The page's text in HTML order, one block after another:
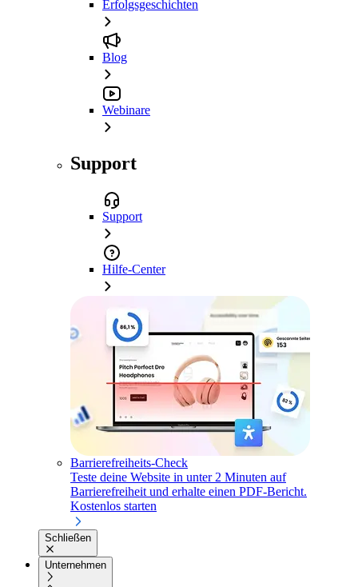
Erfolgsgeschichten
Blog
Webinare
Support
Support
Hilfe-Center
Barrierefreiheits-Check
Teste deine Website in unter 2 Minuten auf
Barrierefreiheit und erhalte einen PDF-Bericht.
Kostenlos starten
Schließen
Unternehmen